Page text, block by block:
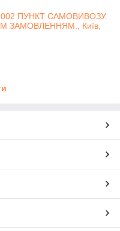
ПУНКТ САМОВИВОЗУ.
ЗАМОВЛЕННЯМ., Київ,